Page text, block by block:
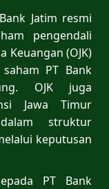
Jatim resmi
pengendali
Keuangan (OJK)
PT Bank
OJK juga
Jawa Timur
struktur
keputusan
PT Bank